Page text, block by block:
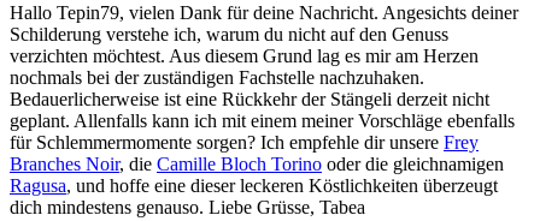
Hallo Tepin79, vielen Dank für deine Nachricht. Angesichts deiner
Schilderung verstehe ich, warum du nicht auf den Genuss
verzichten möchtest. Aus diesem Grund lag es mir am Herzen
nochmals bei der zuständigen Fachstelle nachzuhaken.
Bedauerlicherweise ist eine Rückkehr der Stängeli derzeit nicht
geplant. Allenfalls kann ich mit einem meiner Vorschläge ebenfalls
für Schlemmermomente sorgen? Ich empfehle dir unsere Frey
Branches Noir, die Camille Bloch Torino oder die gleichnamigen
Ragusa, und hoffe eine dieser leckeren Köstlichkeiten überzeugt
dich mindestens genauso. Liebe Grüsse, Tabea